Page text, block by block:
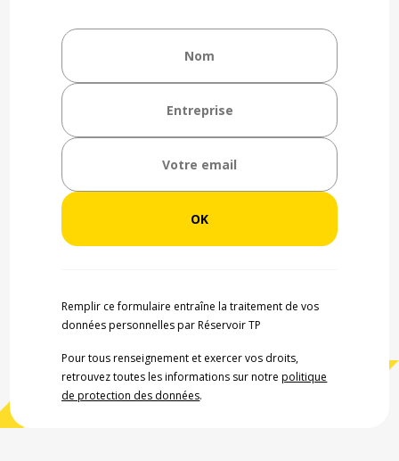
Remplir ce formulaire entraîne la traitement de vos
données personnelles par Réservoir TP
Pour tous renseignement et exercer vos droits,
retrouvez toutes les informations sur notrepolitique
de protection des données.